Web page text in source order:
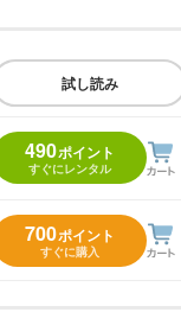
試し読み
490ポイント
すぐにレンタル
700ポイント
すぐに購入